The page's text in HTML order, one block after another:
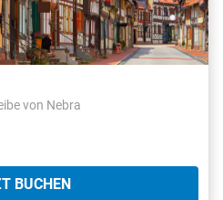
von Nebra
BUCHEN